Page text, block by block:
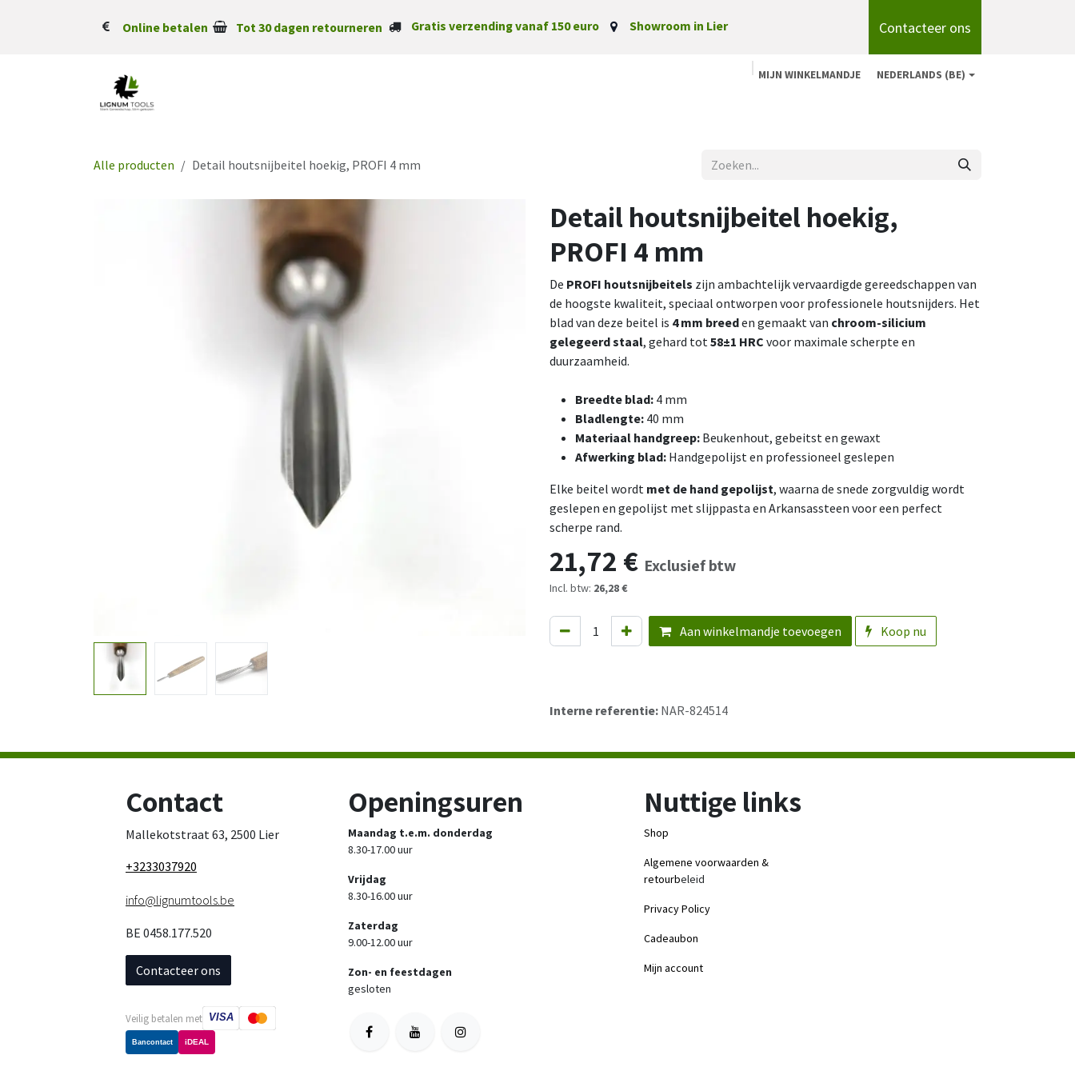
Online betalen Tot 30 dagen retourneren Gratis verzending vanaf 150 euro Showroom in Lier Contacteer ons
MIJN WINKELMANDJE NEDERLANDS (BE)
Alle producten Detail houtsnijbeitel hoekig, PROFI 4 mm
Detail houtsnijbeitel hoekig,
PROFI 4 mm
De PROFI houtsnijbeitels zijn ambachtelijk vervaardigde gereedschappen van
de hoogste kwaliteit, speciaal ontworpen voor professionele houtsnijders. Het
blad van deze beitel is 4 mm breeden gemaakt van chroom-silicium
gelegeerd staal, gehard tot58±1 HRC voor maximale scherpte en
duurzaamheid.
Breedte blad: 4 mm
Bladlengte: 40 mm
Materiaal handgreep: Beukenhout, gebeitst en gewaxt
Afwerking blad: Handgepolijst en professioneel geslepen
Elke beitel wordt met de hand gepolijst, waarna de snede zorgvuldig wordt
geslepen en gepolijst met slijppasta en Arkansassteen voor een perfect
scherpe rand.
21,72 € Exclusief btw
Incl. btw: 26,28 €
Aan winkelmandje toevoegen Koop nu
Interne referentie: NAR-824514
Contact
Mallekotstraat 63, 2500 Lier
+3233037920
info@lignumtools.be
BE 0458.177.520
Contacteer ons
Veilig betalen met VISA
Bancontact iDEAL
Openingsuren
Maandag t.e.m. donderdag
8.30-17.00 uur
Vrijdag
8.30-16.00 uur
Zaterdag
9.00-12.00 uur
Zon- en feestdagen
gesloten
Nuttige links
Shop
Algemene voorwaarden &
retourbeleid
Privacy Policy
Cadeaubon
Mijn account